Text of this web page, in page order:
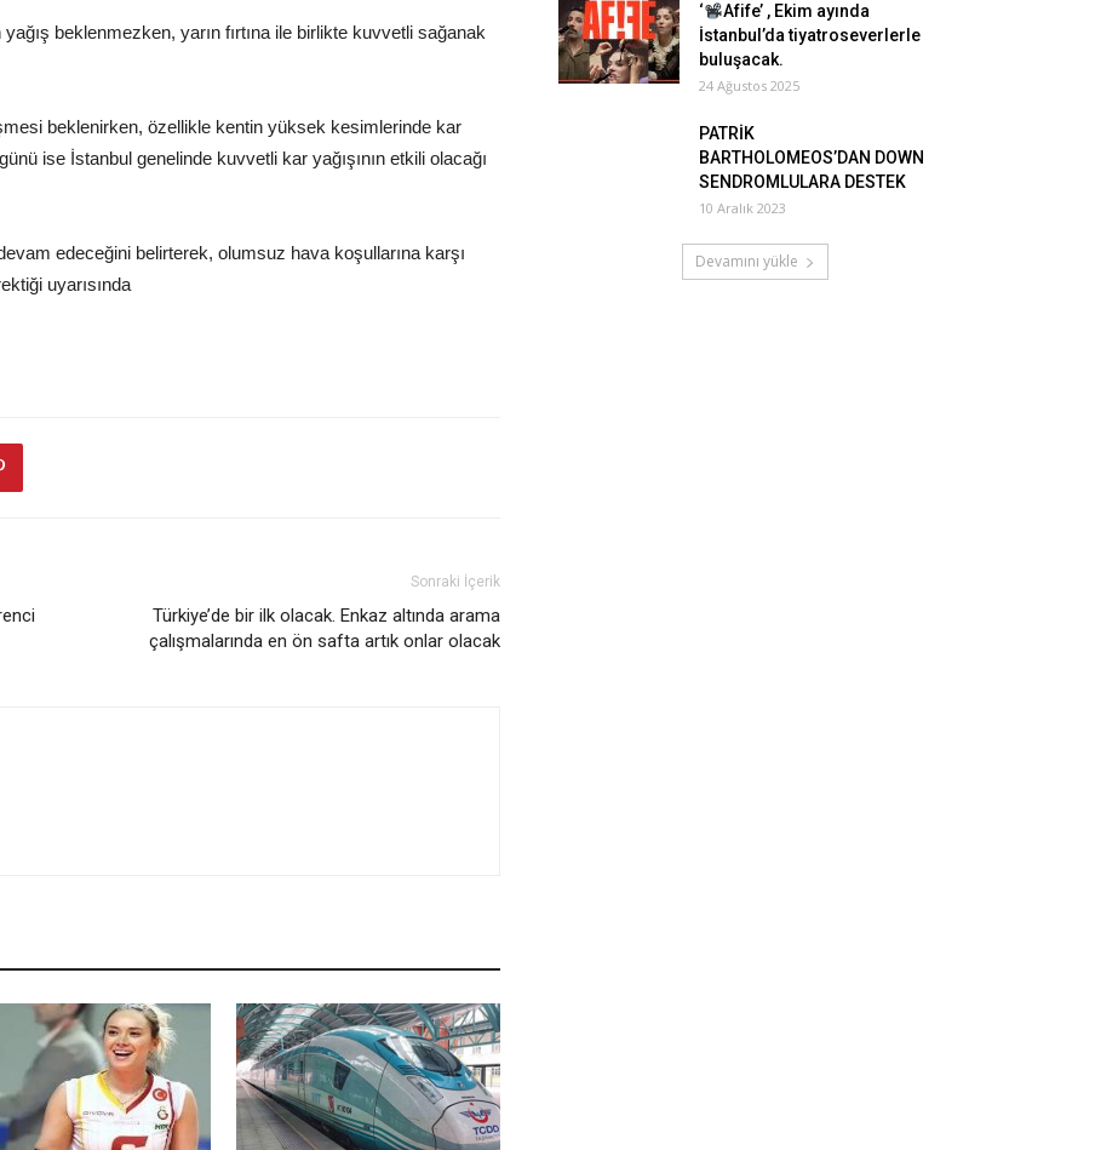
beklenmezken, yarın fırtına ile birlikte kuvvetli sağanak
beklenirken, özellikle kentin yüksek kesimlerinde kar
ise İstanbul genelinde kuvvetli kar yağışının etkili olacağı
edeceğini belirterek, olumsuz hava koşullarına karşı
uyarısında
Sonraki İçerik
Türkiye’de bir ilk olacak. Enkaz altında arama
çalışmalarında en ön safta artık onlar olacak
‘
Afife’ , Ekim ayında
İstanbul’da tiyatroseverlerle
buluşacak.
24 Ağustos 2025
PATRİK
BARTHOLOMEOS’DAN DOWN
SENDROMLULARA DESTEK
10 Aralık 2023
Devamını yükle